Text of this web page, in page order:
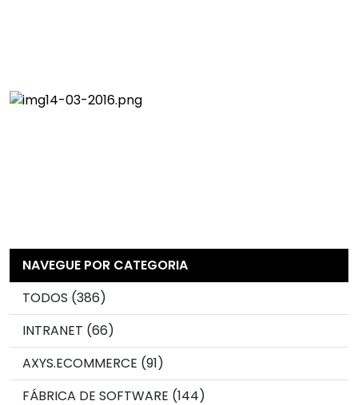
NAVEGUE POR CATEGORIA
TODOS (386)
INTRANET (66)
AXYS.ECOMMERCE (91)
FÁBRICA DE SOFTWARE (144)